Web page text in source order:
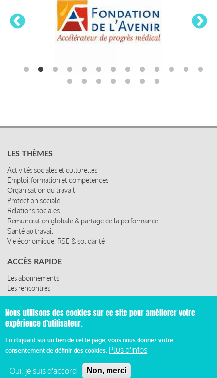
LES THÈMES
Activités sociales et culturelles
Emploi, formation et compétences
Organisation du travail
Protection sociale
Relations sociales
Rémunération globale & partage de la performance
Santé au travail
Vie économique, RSE & solidarité
ACCÈS RAPIDE
Les abonnements
Les rencontres
Les ressources
© 2019 Miroir Social - Réalisé parCafffeine
Mentions légales et condition générale d’utilisation et
d’abonnement
Nous utilisons des cookies sur ce site pour améliorer votre
expérience d'utilisateur.
En cliquant sur un lien de cette page, vous nous donnez votre
consentement de définir des cookies. Plus d'infos
Oui, je suis d'accord Non, merci